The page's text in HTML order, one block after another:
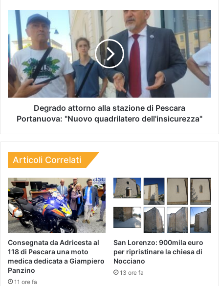
Degrado attorno alla stazione di Pescara
Portanuova: "Nuovo quadrilatero dell'insicurezza"
Articoli Correlati
Consegnata da Adricesta al
118 di Pescara una moto
medica dedicata a Giampiero
Panzino
11 ore fa
San Lorenzo: 900mila euro
per ripristinare la chiesa di
Nocciano
13 ore fa